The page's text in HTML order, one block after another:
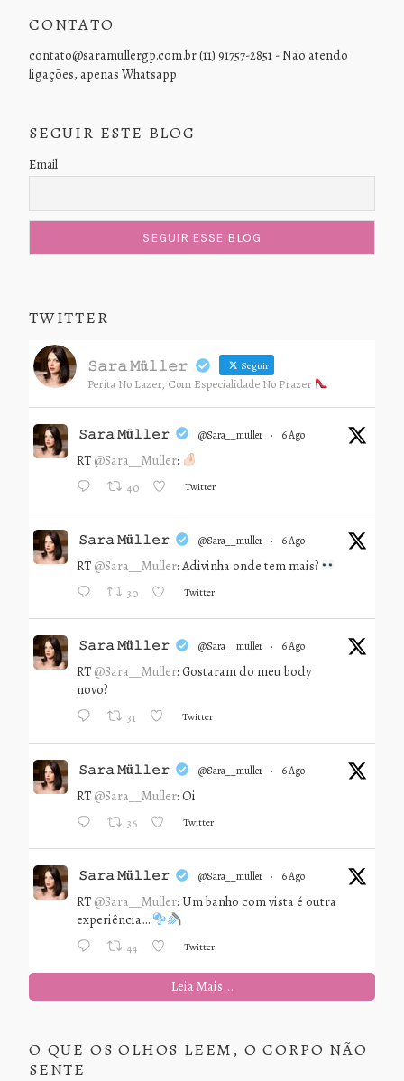
CONTATO
contato@saramullergp.com.br (11) 91757-2851 - Não atendo
ligações, apenas Whatsapp
SEGUIR ESTE BLOG
Email
TWITTER
𝚂𝚊𝚛𝚊 𝙼ü𝚕𝚕𝚎𝚛 Seguir
Perita No Lazer, Com Especialidade No Prazer
𝚂𝚊𝚛𝚊 𝙼ü𝚕𝚕𝚎𝚛 @sara__muller · 6 Ago
RT @Sara__Muller:
40 Twitter
𝚂𝚊𝚛𝚊 𝙼ü𝚕𝚕𝚎𝚛 @sara__muller · 6 Ago
RT @Sara__Muller: Adivinha onde tem mais?
30 Twitter
𝚂𝚊𝚛𝚊 𝙼ü𝚕𝚕𝚎𝚛 @sara__muller · 6 Ago
RT @Sara__Muller: Gostaram do meu body
novo?
31 Twitter
𝚂𝚊𝚛𝚊 𝙼ü𝚕𝚕𝚎𝚛 @sara__muller · 6 Ago
RT @Sara__Muller: Oi
36 Twitter
𝚂𝚊𝚛𝚊 𝙼ü𝚕𝚕𝚎𝚛 @sara__muller · 6 Ago
RT @Sara__Muller: Um banho com vista é outra
experiência…
44 Twitter
Leia Mais...
O QUE OS OLHOS LEEM, O CORPO NÃO
SENTE